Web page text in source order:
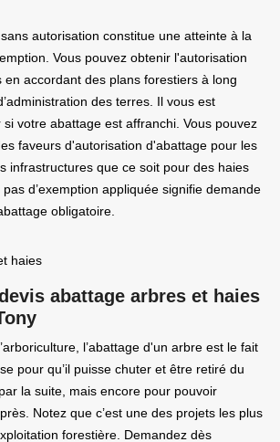
autorisation constitue une atteinte à la
Vous pouvez obtenir l'autorisation
accordant des plans forestiers à long
des terres. Il vous est
votre abattage est affranchi. Vous pouvez
faveurs d'autorisation d'abattage pour les
infrastructures que ce soit pour des haies
d’exemption appliquée signifie demande
obligatoire.
abattage arbres et haies
l’abattage d'un arbre est le fait
pour qu’il puisse chuter et être retiré du
la suite, mais encore pour pouvoir
Notez que c’est une des projets les plus
forestière. Demandez dès